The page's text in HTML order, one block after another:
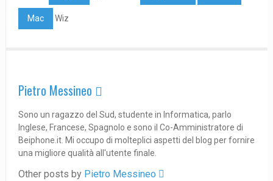
Mac Wiz
Pietro Messineo 
Sono un ragazzo del Sud, studente in Informatica, parlo
Inglese, Francese, Spagnolo e sono il Co-Amministratore di
Beiphone.it. Mi occupo di molteplici aspetti del blog per fornire
una migliore qualità all'utente finale.
Other posts by Pietro Messineo 